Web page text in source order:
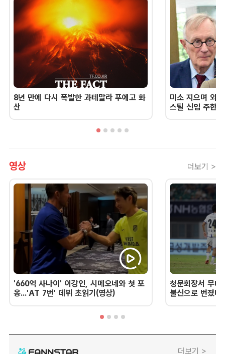
8년 만에 다시 폭발한 과테말라 푸에고 화
산
미소 지으며 외
스틸 신임 주한
영상 더보기 >
'660억 사나이' 이강인, 시메오네와 첫 포
옹...'AT 7번' 데뷔 초읽기(영상)
청문회장서 무너
불신으로 번졌
더보기 >